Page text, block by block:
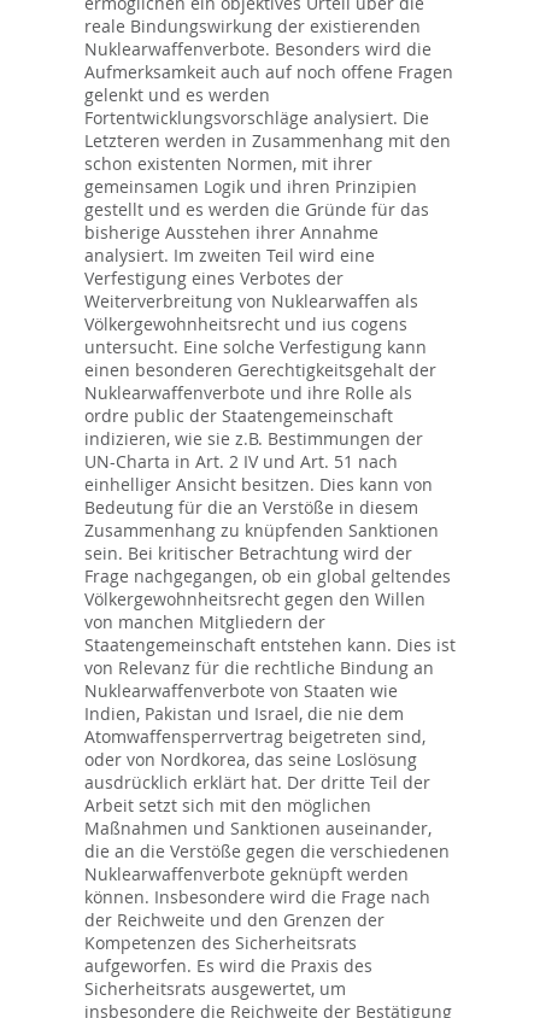
reale Bindungswirkung der existierenden
Nuklearwaffenverbote. Besonders wird die
Aufmerksamkeit auch auf noch offene Fragen
gelenkt und es werden
Fortentwicklungsvorschläge analysiert. Die
Letzteren werden in Zusammenhang mit den
schon existenten Normen, mit ihrer
gemeinsamen Logik und ihren Prinzipien
gestellt und es werden die Gründe für das
bisherige Ausstehen ihrer Annahme
analysiert. Im zweiten Teil wird eine
Verfestigung eines Verbotes der
Weiterverbreitung von Nuklearwaffen als
Völkergewohnheitsrecht und ius cogens
untersucht. Eine solche Verfestigung kann
einen besonderen Gerechtigkeitsgehalt der
Nuklearwaffenverbote und ihre Rolle als
ordre public der Staatengemeinschaft
indizieren, wie sie z.B. Bestimmungen der
UN-Charta in Art. 2 IV und Art. 51 nach
einhelliger Ansicht besitzen. Dies kann von
Bedeutung für die an Verstöße in diesem
Zusammenhang zu knüpfenden Sanktionen
sein. Bei kritischer Betrachtung wird der
Frage nachgegangen, ob ein global geltendes
Völkergewohnheitsrecht gegen den Willen
von manchen Mitgliedern der
Staatengemeinschaft entstehen kann. Dies ist
von Relevanz für die rechtliche Bindung an
Nuklearwaffenverbote von Staaten wie
Indien, Pakistan und Israel, die nie dem
Atomwaffensperrvertrag beigetreten sind,
oder von Nordkorea, das seine Loslösung
ausdrücklich erklärt hat. Der dritte Teil der
Arbeit setzt sich mit den möglichen
Maßnahmen und Sanktionen auseinander,
die an die Verstöße gegen die verschiedenen
Nuklearwaffenverbote geknüpft werden
können. Insbesondere wird die Frage nach
der Reichweite und den Grenzen der
Kompetenzen des Sicherheitsrats
aufgeworfen. Es wird die Praxis des
Sicherheitsrats ausgewertet, um
insbesondere die Reichweite der Bestätigung